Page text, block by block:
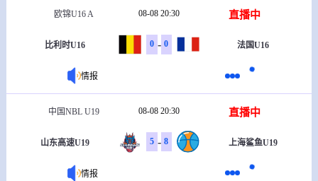
欧锦U16 A 08-08 20:30 直播中
比利时U16 0 - 0 法国U16
情报
中国NBL U19 08-08 20:30 直播中
山东高速U19 5 - 8 上海鲨鱼U19
情报